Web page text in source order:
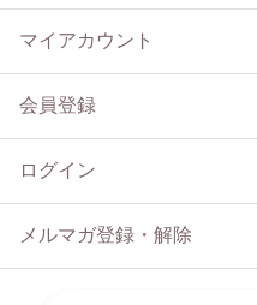
マイアカウント
会員登録
ログイン
メルマガ登録・解除